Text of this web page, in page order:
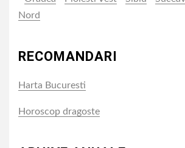
Nord
RECOMANDARI
Harta Bucuresti
Horoscop dragoste